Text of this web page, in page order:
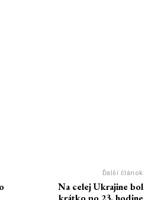
Ďalší článok
Na celej Ukrajine bol